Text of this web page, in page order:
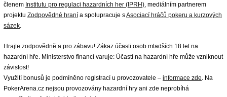
členem Institutu pro regulaci hazardních her (IPRH), mediálním partnerem
projektu Zodpovědné hraní a spolupracuje sAsociací hráčů pokeru a kurzových
sázek.
Hrajte zodpovědně a pro zábavu! Zákaz účasti osob mladších 18 let na
hazardní hře. Ministerstvo financí varuje: Účastí na hazardní hře může vzniknout
závislost!
Využití bonusů je podmíněno registrací u provozovatele – informace zde. Na
PokerArena.cz nejsou provozovány hazardní hry ani zde neprobíhá